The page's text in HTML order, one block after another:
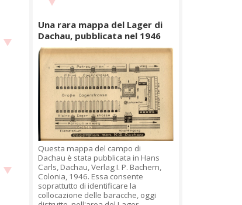
Una rara mappa del Lager di
Dachau, pubblicata nel 1946
Questa mappa del campo di
Dachau è stata pubblicata in Hans
Carls, Dachau, Verlag I. P. Bachem,
Colonia, 1946. Essa consente
soprattutto di identificare la
collocazione delle baracche, oggi